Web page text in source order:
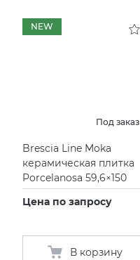
NEW
Под заказ
Brescia Line Moka
керамическая плитка
Porcelanosa 59,6×150
Цена по запросу
В корзину